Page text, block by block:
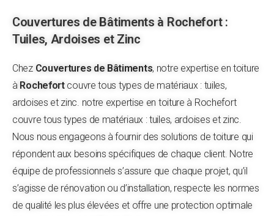
Couvertures de Bâtiments à Rochefort :
Tuiles, Ardoises et Zinc
Chez Couvertures de Bâtiments, notre expertise en toiture
à Rochefort couvre tous types de matériaux : tuiles,
ardoises et zinc. notre expertise en toiture à Rochefort
couvre tous types de matériaux : tuiles, ardoises et zinc.
Nous nous engageons à fournir des solutions de toiture qui
répondent aux besoins spécifiques de chaque client. Notre
équipe de professionnels s’assure que chaque projet, qu’il
s’agisse de rénovation ou d’installation, respecte les normes
de qualité les plus élevées et offre une protection optimale